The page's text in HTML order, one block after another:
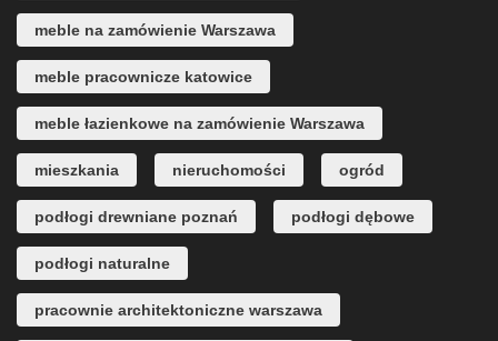
meble na zamówienie Warszawa
meble pracownicze katowice
meble łazienkowe na zamówienie Warszawa
mieszkania nieruchomości ogród
podłogi drewniane poznań podłogi dębowe
podłogi naturalne
pracownie architektoniczne warszawa